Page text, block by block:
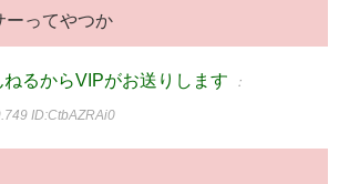
ーってやつか
ねるからVIPがお送りします ：
ID:CtbAZRAi0